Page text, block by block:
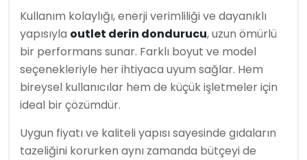
Kullanım kolaylığı, enerji verimliliği ve dayanıklı
yapısıyla outlet derin dondurucu, uzun ömürlü
bir performans sunar. Farklı boyut ve model
seçenekleriyle her ihtiyaca uyum sağlar. Hem
bireysel kullanıcılar hem de küçük işletmeler için
ideal bir çözümdür.
Uygun fiyatı ve kaliteli yapısı sayesinde gıdaların
tazeliğini korurken aynı zamanda bütçeyi de